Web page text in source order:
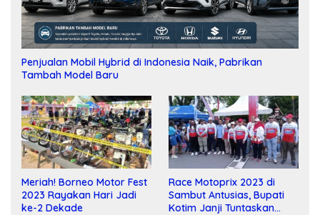
Penjualan Mobil Hybrid di Indonesia Naik, Pabrikan
Tambah Model Baru
Meriah! Borneo Motor Fest
2023 Rayakan Hari Jadi
ke-2 Dekade
Race Motoprix 2023 di
Sambut Antusias, Bupati
Kotim Janji Tuntaskan